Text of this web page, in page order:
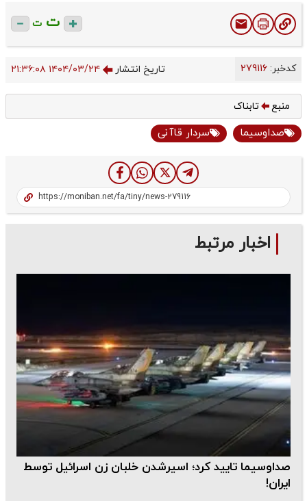
ت ت
کدخبر: تاریخ انتشار ۱۴۰۴/۰۳/۲۴ ۲۱:۳۶:۰۸
منبع تابناک
صداوسیما سردار قاآنی
اخبار مرتبط
صداوسیما تایید کرد؛ اسیرشدن خلبان زن اسرائیل توسط
ایران!